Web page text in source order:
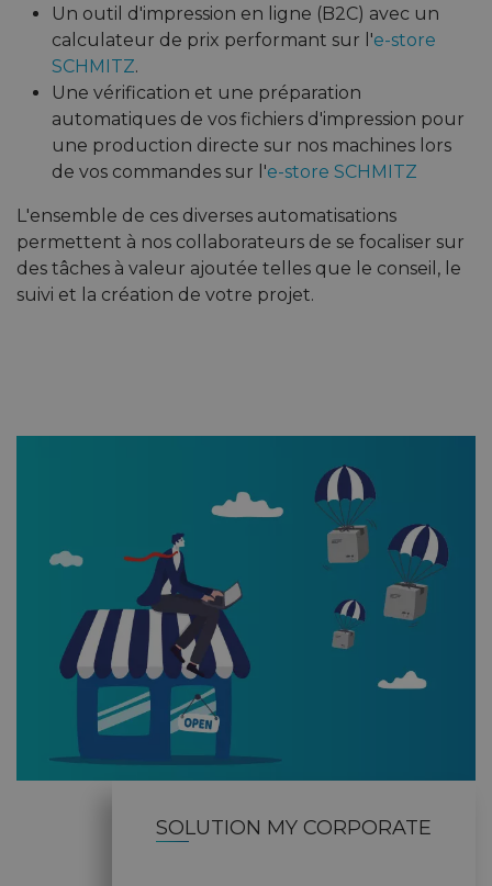
Un outil d'impression en ligne (B2C) avec un
calculateur de prix performant sur l'e-store
SCHMITZ.
Une vérification et une préparation
automatiques de vos fichiers d'impression pour
une production directe sur nos machines lors
de vos commandes sur l'e-store SCHMITZ
L'ensemble de ces diverses automatisations
permettent à nos collaborateurs de se focaliser sur
des tâches à valeur ajoutée telles que le conseil, le
suivi et la création de votre projet.
SOLUTION MY CORPORATE